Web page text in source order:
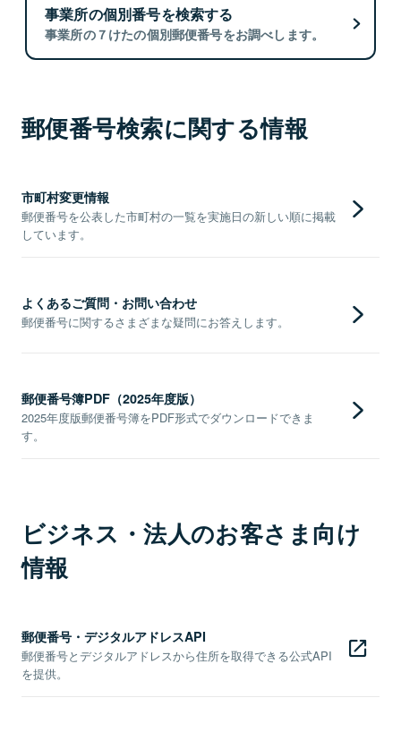
事業所の個別番号を検索する
事業所の７けたの個別郵便番号をお調べします。
郵便番号検索に関する情報
市町村変更情報
郵便番号を公表した市町村の一覧を実施日の新しい順に掲載
しています。
よくあるご質問・お問い合わせ
郵便番号に関するさまざまな疑問にお答えします。
郵便番号簿PDF（2025年度版）
2025年度版郵便番号簿をPDF形式でダウンロードできま
す。
ビジネス・法人のお客さま向け
情報
郵便番号・デジタルアドレスAPI
郵便番号とデジタルアドレスから住所を取得できる公式API
を提供。